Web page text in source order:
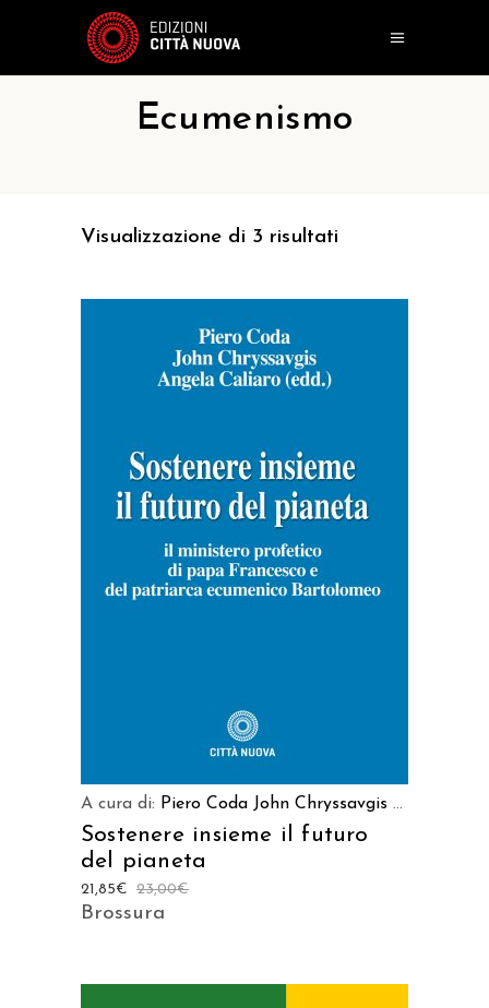
Ecumenismo
Visualizzazione di 3 risultati
AGGIUNGI AL CARRELLO
A cura di: Piero Coda John Chryssavgis ...
Sostenere insieme il futuro
del pianeta
23,00€
21,85€
Brossura